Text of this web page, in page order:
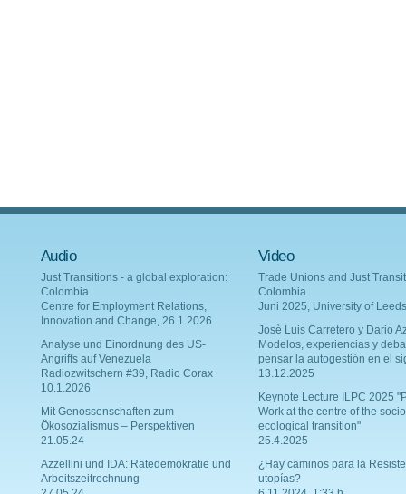
Audio
Just Transitions - a global exploration:
Colombia
Centre for Employment Relations,
Innovation and Change, 26.1.2026
Analyse und Einordnung des US-
Angriffs auf Venezuela
Radiozwitschern #39, Radio Corax
10.1.2026
Mit Genossenschaften zum
Ökosozialismus – Perspektiven
21.05.24
Azzellini und IDA: Rätedemokratie und
Arbeitszeitrechnung
Video
Trade Unions and Just
Colombia
Juni 2025, University of Leeds
Josè Luis Carretero y Dario
Modelos, experiencias y
pensar la autogestión en el
13.12.2025
Keynote Lecture ILPC 2025
Work at the centre of the
ecological transition"
25.4.2025
¿Hay caminos para la
utopías?